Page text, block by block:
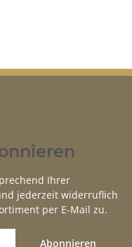
Ihrer
jederzeit widerruflich
per E-Mail zu.
Abonnieren